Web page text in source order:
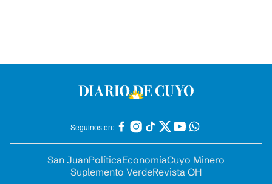
Seguinos en:
San JuanPolíticaEconomíaCuyo Minero
Suplemento VerdeRevista OH